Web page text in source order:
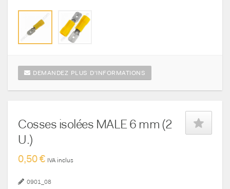
DEMANDEZ PLUS D'INFORMATIONS
Cosses isolées MALE 6 mm (2
U.)
0,50 € IVA inclus
0901_08